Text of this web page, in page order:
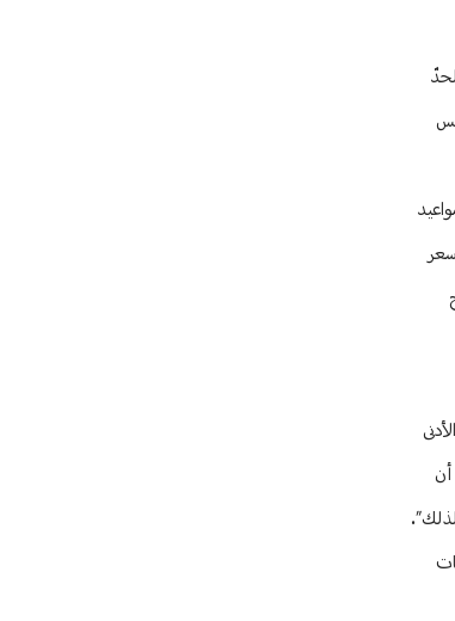
حين أنّ سعر
الأدنى
أن